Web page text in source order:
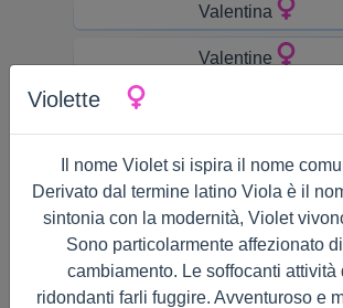
Valentina
Valentine
Vanessa
Velma
Verna
Violette
Il nome Violet si ispira il nome
Derivato dal termine latino Viola è il
sintonia con la modernità, Violet
Sono particolarmente affezionato
cambiamento. Le soffocanti attività
ridondanti farli fuggire. Avventuroso e